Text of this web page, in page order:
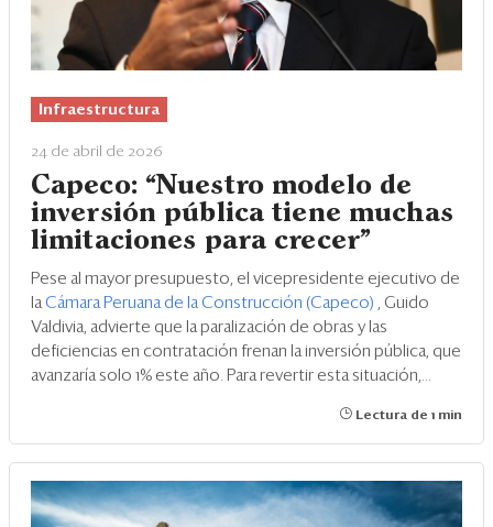
Infraestructura
24 de abril de 2026
Capeco: “Nuestro modelo de
inversión pública tiene muchas
limitaciones para crecer”
Pese al mayor presupuesto, el vicepresidente ejecutivo de
la Cámara Peruana de la Construcción (Capeco)
, Guido
Valdivia, advierte que la paralización de obras y las
deficiencias en contratación frenan la inversión pública, que
avanzaría solo 1% este año. Para revertir esta situación,...
Lectura de 1 min